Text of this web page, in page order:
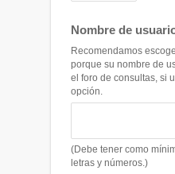
Nombre de
Recomendamos
porque su nombre de
el foro de consultas, si
opción.
(Debe tener como
letras y números.)